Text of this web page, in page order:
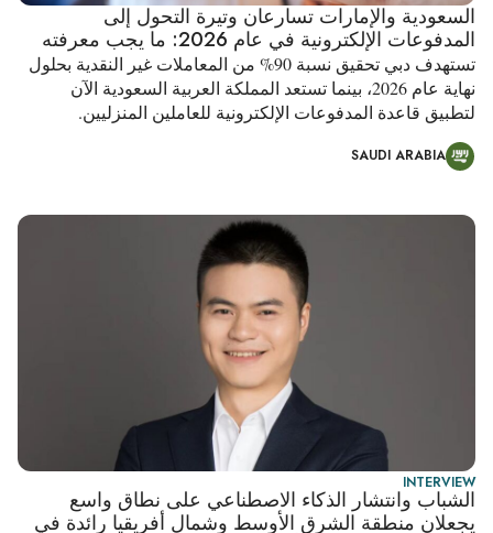
السعودية والإمارات تسارعان وتيرة التحول إلى
المدفوعات الإلكترونية في عام 2026: ما يجب معرفته
تستهدف دبي تحقيق نسبة 90% من المعاملات غير النقدية بحلول
نهاية عام 2026، بينما تستعد المملكة العربية السعودية الآن
لتطبيق قاعدة المدفوعات الإلكترونية للعاملين المنزليين.
SAUDI ARABIA
INTERVIEW
الشباب وانتشار الذكاء الاصطناعي على نطاق واسع
يجعلان منطقة الشرق الأوسط وشمال أفريقيا رائدة في